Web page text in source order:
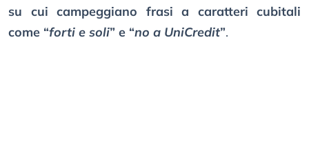
su cui campeggiano frasi a caratteri cubitali
come “forti e soli” e “no a UniCredit”.